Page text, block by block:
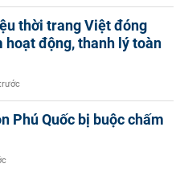
thời trang Việt đóng
hoạt động, thanh lý toàn
Phú Quốc bị buộc chấm